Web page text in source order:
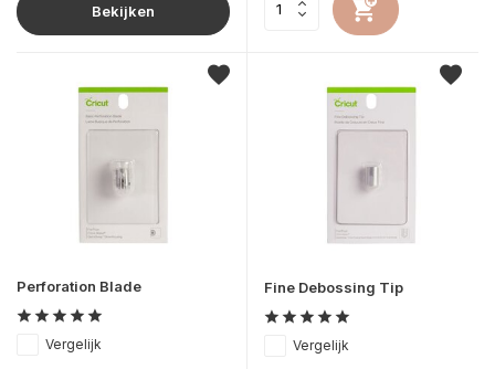
Bekijken
Perforation Blade
Vergelijk
Fine Debossing Tip
Vergelijk